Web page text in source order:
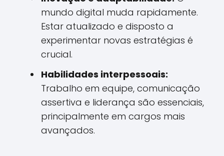
mundo digital muda rapidamente.
Estar atualizado e disposto a
experimentar novas estratégias é
crucial.
Habilidades interpessoais:
Trabalho em equipe, comunicação
assertiva e liderança são essenciais,
principalmente em cargos mais
avançados.